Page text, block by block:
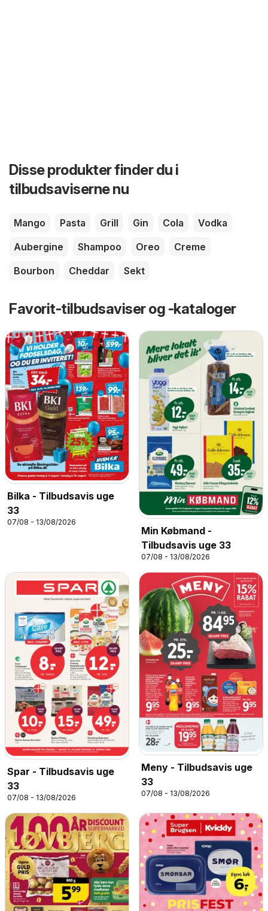
Disse produkter finder du i
tilbudsaviserne nu
Mango Pasta Grill Gin Cola
Vodka
Aubergine
Shampoo Oreo
Creme
Bourbon
Cheddar Sekt
Favorit-tilbudsaviser og -kataloger
Bilka - Tilbudsavis uge
33
07/08 - 13/08/2026
Min Købmand -
Tilbudsavis uge 33
07/08 - 13/08/2026
Spar - Tilbudsavis uge
33
07/08 - 13/08/2026
Meny - Tilbudsavis uge
33
07/08 - 13/08/2026